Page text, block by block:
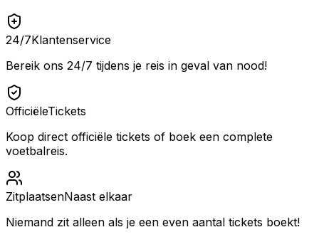
24/7Klantenservice
Bereik ons 24/7 tijdens je reis in geval van nood!
OfficiëleTickets
Koop direct officiële tickets of boek een complete
voetbalreis.
ZitplaatsenNaast elkaar
Niemand zit alleen als je een even aantal tickets boekt!